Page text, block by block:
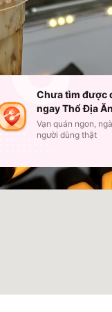
MoMo
Chưa tìm được
ngay Thổ Địa
Vạn quán ngon,
người dùng thật